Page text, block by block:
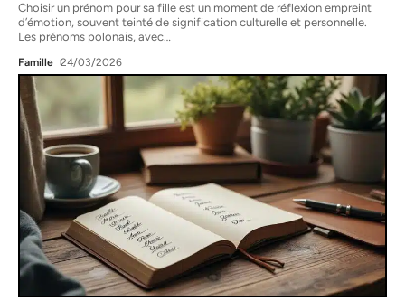
Choisir un prénom pour sa fille est un moment de réflexion empreint
d’émotion, souvent teinté de signification culturelle et personnelle.
Les prénoms polonais, avec…
Famille 24/03/2026